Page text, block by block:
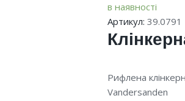
в наявності
Артикул: 39.0791
Рифлена
Vandersanden